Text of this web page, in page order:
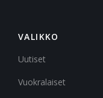
VALIKKO
Uutiset
Vuokralaiset